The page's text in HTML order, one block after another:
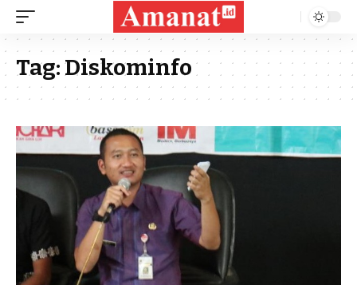
Tag:Diskominfo